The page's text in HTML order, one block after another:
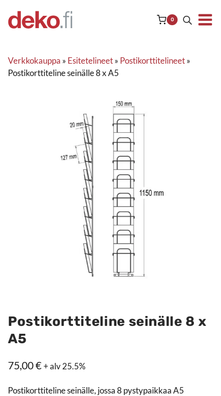
sisältöön
0
Verkkokauppa » Esitetelineet» Postikorttitelineet»
Postikorttiteline seinälle 8 x A5
Postikorttiteline seinälle 8 x
A5
75,00€+ alv 25.5%
Postikorttiteline seinälle, jossa 8 pystypaikkaa A5